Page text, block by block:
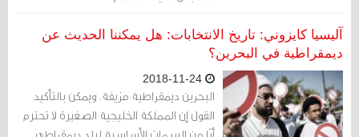
آليسيا كايزوني: تاريخ الانتخابات: هل يمكننا الحديث عن
ديمقراطية في البحرين؟
البحرين ديمقراطية مزيفة. ويمكن بالتأكيد
القول إن المملكة الخليجية الصغيرة لا تحترم